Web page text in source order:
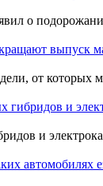
о
выпуск
от которых
гибридов и
и
автомобилях